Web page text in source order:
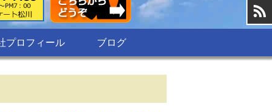
プロフィール ブログ